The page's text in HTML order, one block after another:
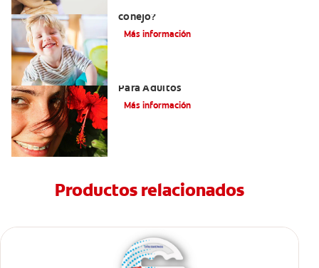
conejo?
Más información
Para Adultos
Más información
Productos relacionados